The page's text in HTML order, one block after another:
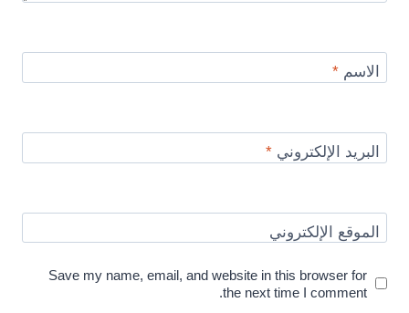
الاسم*
البريد الإلكتروني*
الموقع الإلكتروني
Save my name, email, and website in this browser for
the next time I comment.